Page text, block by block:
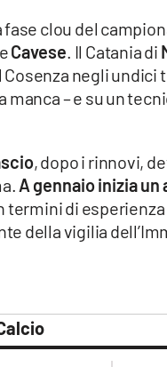
fase clou del
eCavese. Il Catania di
negli
manca – e su un
, dopo i rinnovi,
A gennaio inizia
termini di
della vigilia